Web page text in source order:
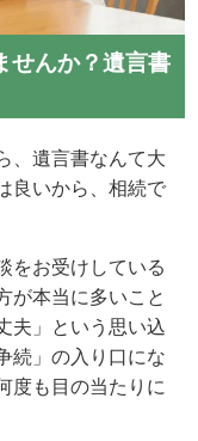
せんか？遺言書
、遺言書なんて大
良いから、相続で
をお受けしている
が本当に多いこと
夫」という思い込
続」の入り口にな
度も目の当たりに